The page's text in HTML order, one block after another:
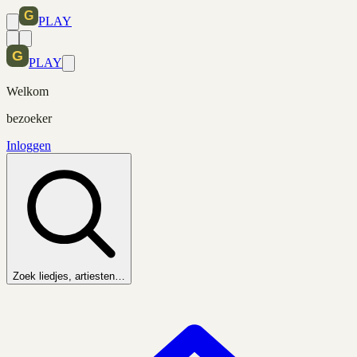
PLAY
PLAY
Welkom
bezoeker
Inloggen
Zoek liedjes, artiesten…